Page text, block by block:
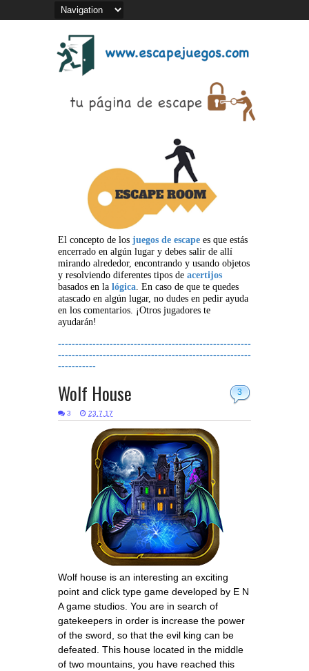
El concepto de los juegos de escape es que estás
encerrado en algún lugar y debes salir de allí
mirando alrededor, encontrando y usando objetos
y resolviendo diferentes tipos de acertijos
basados en la lógica. En caso de que te quedes
atascado en algún lugar, no dudes en pedir ayuda
en los comentarios. ¡Otros jugadores te
ayudarán!
--------------------------------------------------------
--------------------------------------------------------
-----------
3
Wolf House
3 23.7.17
Wolf house is an interesting an exciting
point and click type game developed by E N
A game studios. You are in search of
gatekeepers in order is increase the power
of the sword, so that the evil king can be
defeated. This house located in the middle
of two mountains, you have reached this